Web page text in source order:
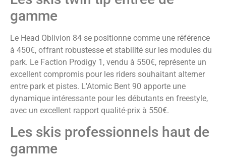
gamme
Le Head Oblivion 84 se positionne comme une référence
à 450€, offrant robustesse et stabilité sur les modules du
park. Le Faction Prodigy 1, vendu à 550€, représente un
excellent compromis pour les riders souhaitant alterner
entre park et pistes. L'Atomic Bent 90 apporte une
dynamique intéressante pour les débutants en freestyle,
avec un excellent rapport qualité-prix à 550€.
Les skis professionnels haut de
gamme